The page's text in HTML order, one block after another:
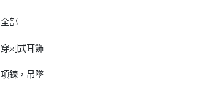
全部
穿刺式耳飾
項鍊，吊墜